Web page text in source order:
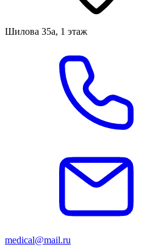
Шилова 35а, 1 этаж
medical@mail.ru